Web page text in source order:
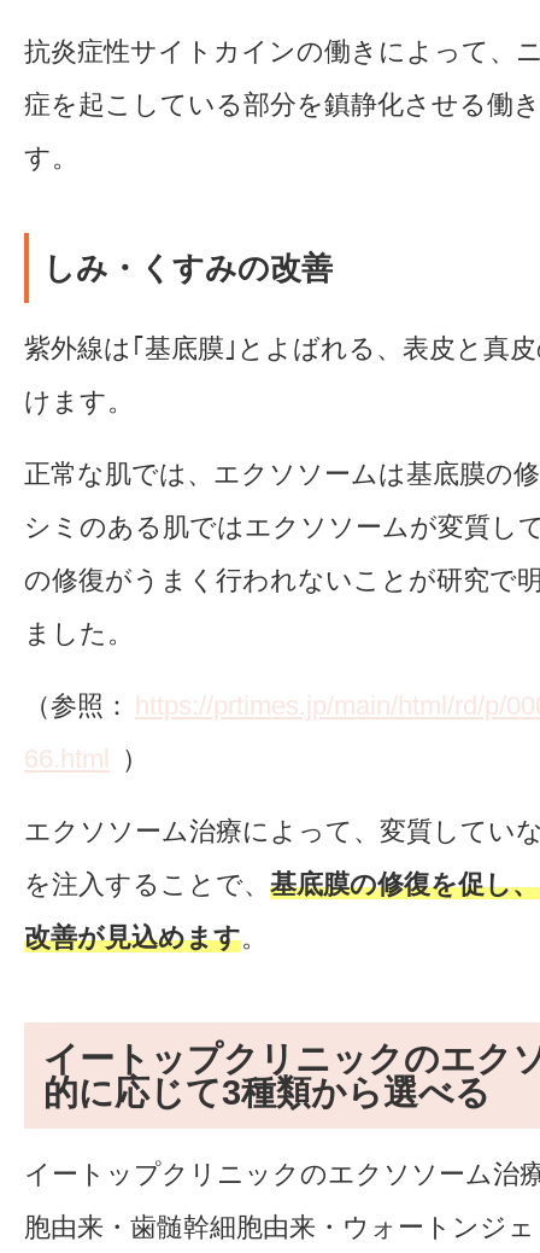
抗炎症性サイトカインの働きによって、
症を起こしている部分を鎮静化させる働
す。
しみ・くすみの改善
紫外線は｢基底膜｣とよばれる、表皮と真
けます。
正常な肌では、エクソソームは基底膜の
シミのある肌ではエクソソームが変質し
の修復がうまく行われないことが研究で
ました。
（参照： https://prtimes.jp/main/html/rd/p/
66.html ）
エクソソーム治療によって、変質してい
を注入することで、 基底膜の修復を促し
改善が見込めます。
イートップクリニックのエク
的に応じて3種類から選べる
イートップクリニックのエクソソーム治
胞由来・歯髄幹細胞由来・ウォートンジ